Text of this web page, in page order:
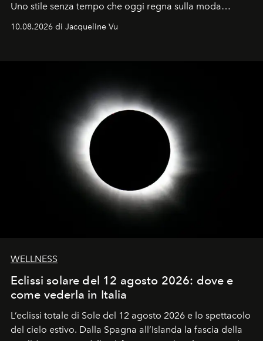
Uno stile senza tempo che oggi regna sulla moda
tradizionale e sulla cultura pop.
10.08.2026 di Jacqueline Vu
WELLNESS
Eclissi solare del 12 agosto 2026: dove e
come vederla in Italia
L’eclissi totale di Sole del 12 agosto 2026 e lo spettacolo
del cielo estivo. Dalla Spagna all’Islanda la fascia della